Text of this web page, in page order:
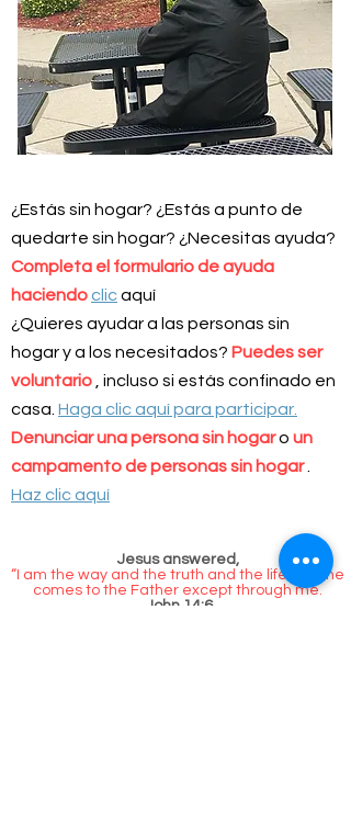
¿Estás sin hogar? ¿Estás a punto de
quedarte sin hogar? ¿Necesitas ayuda?
Completa el formulario de ayuda
haciendoclicaquí
¿Quieres ayudar a las personas sin
hogar y a los necesitados? Puedes ser
voluntario
, incluso si estás confinado en
casa. Haga clic aquí para participar.
Denunciar una persona sin hogaro un
campamento de personas sin hogar
Haz clic aquí
Jesus answered,
“I am the way and the truth and the life. No one
comes to the Father except through me.
John 14:6